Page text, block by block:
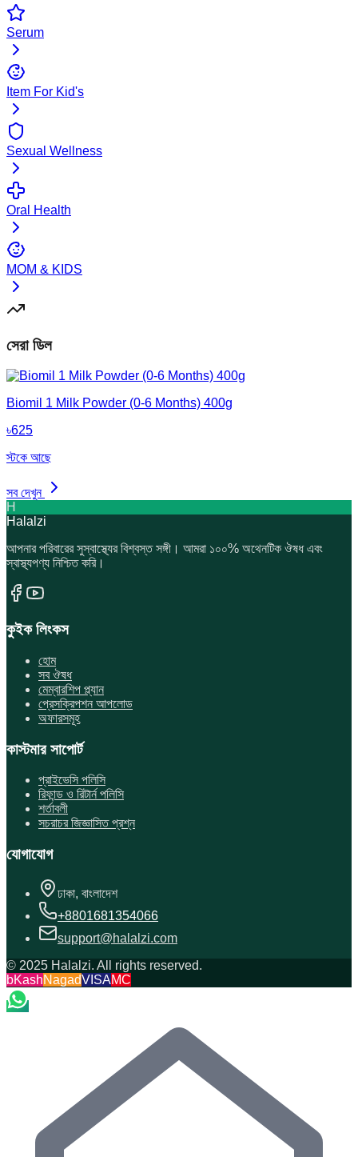
Serum
Item For Kid's
Sexual Wellness
Oral Health
MOM & KIDS
সেরা ডিল
Biomil 1 Milk Powder (0-6 Months) 400g
৳625
স্টকে আছে
সব দেখুন
H
Halalzi
আপনার পরিবারের সুস্বাস্থ্যের বিশ্বস্ত সঙ্গী। আমরা ১০০% অথেনটিক ঔষধ এবং
স্বাস্থ্যপণ্য নিশ্চিত করি।
কুইক লিংকস
হোম
সব ঔষধ
মেম্বারশিপ প্ল্যান
প্রেসক্রিপশন আপলোড
অফারসমূহ
কাস্টমার সাপোর্ট
প্রাইভেসি পলিসি
রিফান্ড ও রিটার্ন পলিসি
শর্তাবলী
সচরাচর জিজ্ঞাসিত প্রশ্ন
যোগাযোগ
ঢাকা, বাংলাদেশ
+8801681354066
support@halalzi.com
© 2025 Halalzi. All rights reserved.
bKashNagadVISAMC